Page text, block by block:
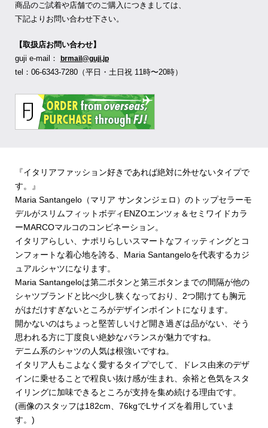
商品のご試着や店舗でのご購入につきましては、
下記よりお問い合わせ下さい。
【取扱店お問い合わせ】
guji e-mail：
brmail@guji.jp
tel：06-6343-7280（平日・土日祝 11時〜20時）
『イタリアファッション好きであれば絶対に外せないタイプで
す。』
Maria Santangelo（マリア サンタンジェロ）のトップセラーモ
デルがスリムフィットボディENZOエンツォ＆セミワイドカラ
ーMARCOマルコのコンビネーション。
イタリアらしい、ナポリらしいスマートなフィッティングとコ
ンフォートな着心地を誇る、Maria Santangeloを代表するカジ
ュアルシャツになります。
Maria Santangeloは第二ボタンと第三ボタンまでの間隔が他の
シャツブランドと比べ少し狭くなっており、2つ開けても胸元
がはだけすぎないところがデザインポイントになります。
開かないのはちょっと堅苦しいけど開き過ぎは品がない、そう
思われる方に丁度良い絶妙なバランスが魅力ですね。
デニム系のシャツの人気は根強いですね。
イタリア人もこよなく愛するタイプでして、ドレス由来のデザ
インに乗せることで程良い抜け感が生まれ、余裕と色気をスタ
イリングに加味できるところが支持を集め続ける理由です。
(画像のスタッフは182cm、76kgでLサイズを着用していま
す。)